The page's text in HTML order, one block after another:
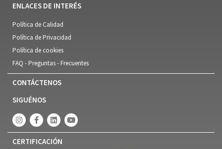
ENLACES DE INTERÉS
Política de Calidad
Política de Privacidad
Política de cookies
FAQ - Preguntas - Frecuentes
CONTÁCTENOS
SIGUÉNOS
CERTIFICACIÓN